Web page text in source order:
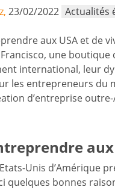
23/02/2022 Actualités
aux USA et de
une
international, leur
les entrepreneurs du
d’entreprise
aux
Unis d’Amérique
quelques bonnes